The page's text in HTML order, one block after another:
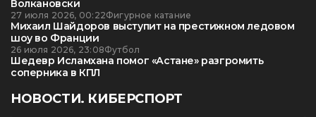
Волкановски
27 июля 2026, 00:22Фигурное катание
Михаил Шайдоров выступит на престижном ледовом
шоу во Франции
26 июля 2026, 23:08Футбол
Шедевр Исламхана помог «Астане» разгромить
соперника в КПЛ
НОВОСТИ. КИБЕРСПОРТ